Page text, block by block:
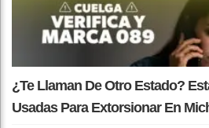
¿Te Llaman De Otro Estado?
Usadas Para Extorsionar En